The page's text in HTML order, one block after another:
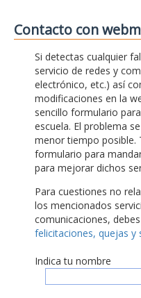
Contacto con
Si detectas cualquier
servicio de redes y
electrónico, etc.) así
modificaciones en la
sencillo formulario
escuela. El problema
menor tiempo posible.
formulario para
para mejorar dichos
Para cuestiones no
los mencionados
comunicaciones,
felicitaciones, quejas y
Indica tu nombre